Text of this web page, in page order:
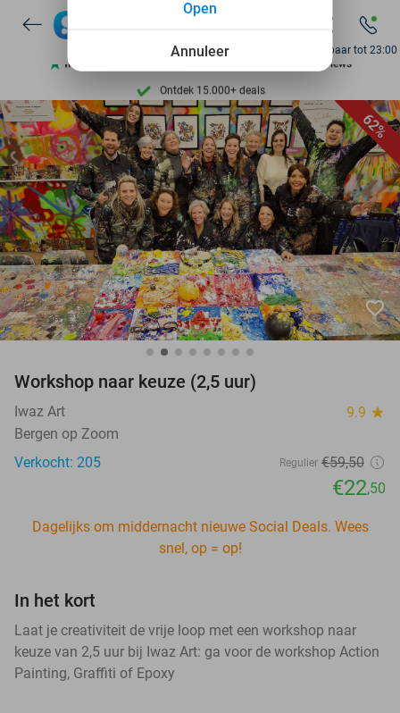
7 dagen per week beschikbaar
10+ miljoen leden
9,4 op basis van 205.987 reviews
Ontdek 15.000+ deals
7 dagen per week beschikbaar
10+ miljoen leden
Bereikbaar tot 23:00
62%
favorite_border
Workshop naar keuze (2,5 uur)
Iwaz Art 9.9 star
Bergen op Zoom
Verkocht: 205
Regulier €59,50
€22,50
Dagelijks om middernacht nieuwe Social Deals. Wees
snel, op = op!
In het kort
Laat je creativiteit de vrije loop met een workshop naar
keuze van 2,5 uur bij Iwaz Art: ga voor de workshop Action
Painting, Graffiti of Epoxy
Annuleer
Open